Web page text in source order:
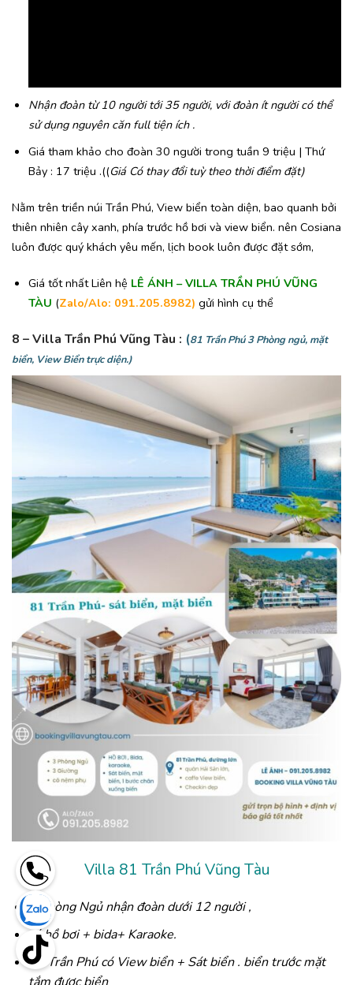
Nhận đoàn từ 10 người tới 35 người, với đoàn ít người có thể
sử dụng nguyên căn full tiện ích .
Giá tham khảo cho đoàn 30 người trong tuần 9 triệu | Thứ
Bảy : 17 triệu .((Giá Có thay đổi tuỳ theo thời điểm đặt)
Nằm trên triền núi Trần Phú, View biển toàn diện, bao quanh bởi
thiên nhiên cây xanh, phía trước hồ bơi và view biển. nên Cosiana
luôn được quý khách yêu mến, lịch book luôn được đặt sớm,
Giá tốt nhất Liên hệ LÊ ÁNH – VILLA TRẦN PHÚ VŨNG
TÀU (Zalo/Alo: 091.205.8982) gửi hình cụ thể
8 – Villa Trần Phú Vũng Tàu : (81 Trần Phú 3 Phòng ngủ, mặt
biển, View Biển trực diện.)
Villa 81 Trần Phú Vũng Tàu
3 Phòng Ngủ nhận đoàn dưới 12 người ,
có hồ bơi + bida+ Karaoke.
81 Trần Phú có View biển + Sát biển . biển trước mặt
tắm được biển